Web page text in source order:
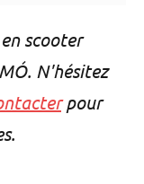
scooter
N'hésitez
pour